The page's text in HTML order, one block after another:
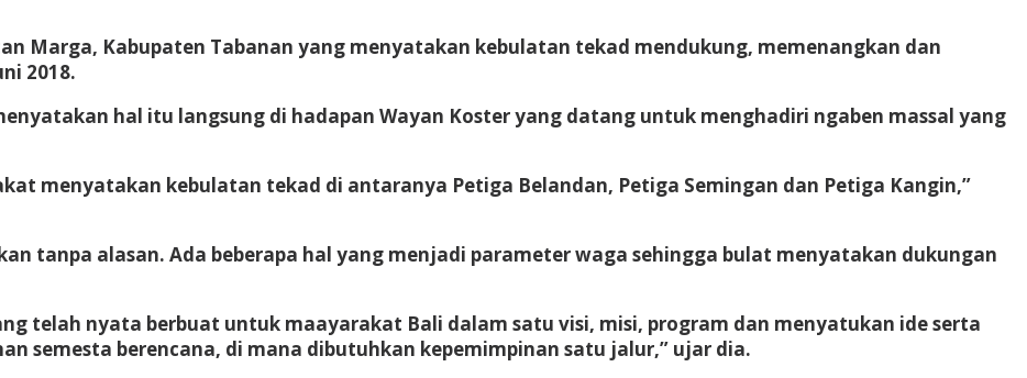
Marga, Kabupaten Tabanan yang menyatakan kebulatan tekad mendukung, memenangkan dan
2018.
hal itu langsung di hadapan Wayan Koster yang datang untuk menghadiri ngaben massal yang
menyatakan kebulatan tekad di antaranya Petiga Belandan, Petiga Semingan dan Petiga Kangin,”
tanpa alasan. Ada beberapa hal yang menjadi parameter waga sehingga bulat menyatakan dukungan
telah nyata berbuat untuk maayarakat Bali dalam satu visi, misi, program dan menyatukan ide serta
semesta berencana, di mana dibutuhkan kepemimpinan satu jalur,” ujar dia.